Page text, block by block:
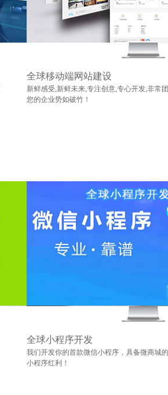
全球移动端网站建设
新鲜感受,新鲜未来,专注创意,专心开发,非常
您的企业势如破竹！
全球小程序开发
我们开发你的首款微信小程序，具备微商城
小程序红利！